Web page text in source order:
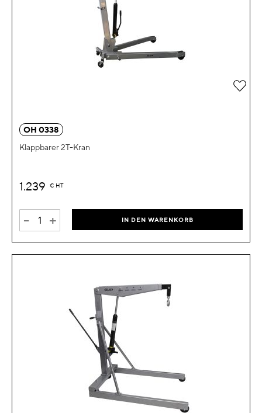
OH 0338
Klappbarer 2T-Kran
1.239 € HT
- + IN DEN WARENKORB
Zur